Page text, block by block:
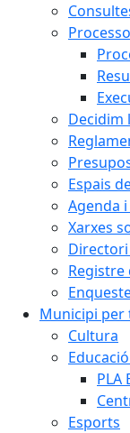
Decidim
Espais
Agenda
Xarxes
Municipi per
Cultura
PLA
Esports